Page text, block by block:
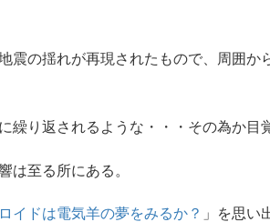
震の揺れが再現されたもので、周囲か
繰り返されるような・・・その為か目
は至る所にある。
イドは電気羊の夢をみるか？ 」を思い